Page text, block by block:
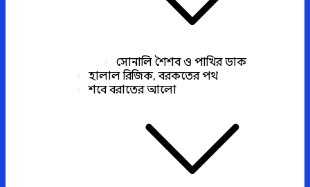
সোনালি শৈশব ও পাখির ডাক
হালাল রিজিক, বরকতের পথ
শবে বরাতের আলো